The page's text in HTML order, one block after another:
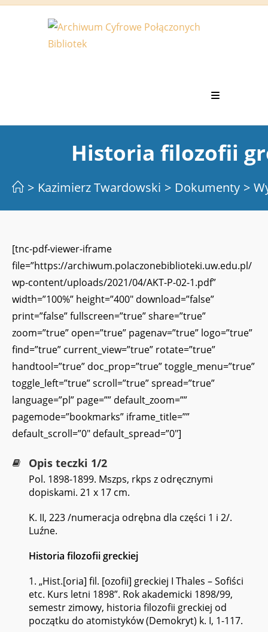
Koniec
Historia filozofii
> Kazimierz Twardowski > Dokumenty >
[tnc-pdf-viewer-iframe
file=”https://archiwum.polaczonebiblioteki.uw.edu.pl/
wp-content/uploads/2021/04/AKT-P-02-1.pdf”
width=”100%” height=”400″ download=”false”
print=”false” fullscreen=”true” share=”true”
zoom=”true” open=”true” pagenav=”true” logo=”true”
find=”true” current_view=”true” rotate=”true”
handtool=”true” doc_prop=”true” toggle_menu=”true”
toggle_left=”true” scroll=”true” spread=”true”
language=”pl” page=”” default_zoom=””
pagemode=”bookmarks” iframe_title=””
default_scroll=”0″ default_spread=”0″]
Opis teczki 1/2
Pol. 1898-1899. Mszps, rkps z odręcznymi
dopiskami. 21 x 17 cm.
K. II, 223 /numeracja odrębna dla części 1 i 2/.
Luźne.
Historia filozofii greckiej
1. „Hist.[oria] fil. [ozofii] greckiej I Thales – Sofiści
etc. Kurs letni 1898”. Rok akademicki 1898/99,
semestr zimowy, historia filozofii greckiej od
początku do atomistyków (Demokryt) k. I, 1-117.